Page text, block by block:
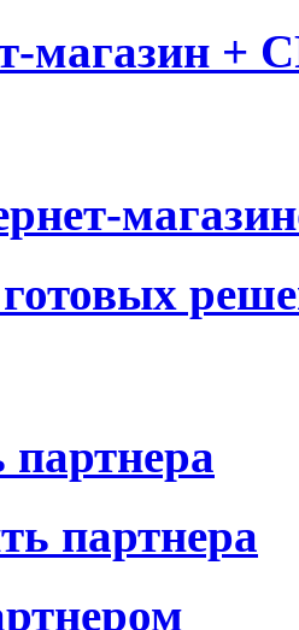
магазин +
партнера